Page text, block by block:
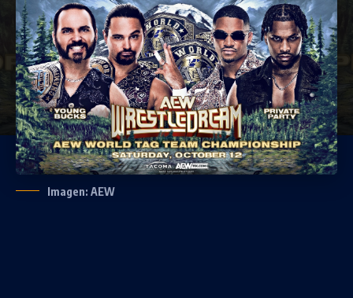
Imagen: AEW